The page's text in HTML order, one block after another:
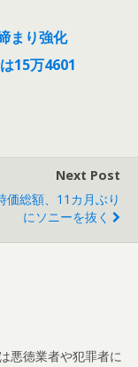
まり強化
15万4601
Next Post
価総額、11カ月ぶり
にソニーを抜く
悪徳業者や犯罪者に